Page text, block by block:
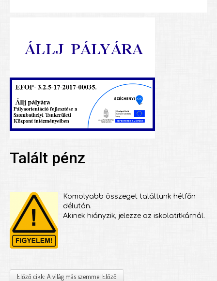
Talált pénz
Komolyabb összeget találtunk hétfőn
délután.
Akinek hiányzik, jelezze az iskolatitkárnál.
Előző cikk: A világ más szemmel Előző